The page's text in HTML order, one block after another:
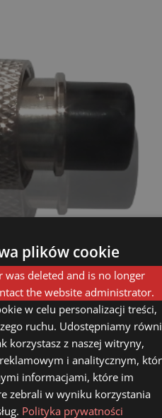
plików cookie
was deleted and is no longer
the website administrator.
w celu personalizacji treści,
ruchu. Udostępniamy
korzystasz z naszej witryny,
i analitycznym,
informacjami, które im
zebrali w wyniku korzystania
Polityka prywatności